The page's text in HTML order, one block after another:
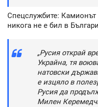
Спецслужбите:
никога не е бил в
„Русия открай
Украйна, тя
натовски
е изцяло в
Русия да
Милен